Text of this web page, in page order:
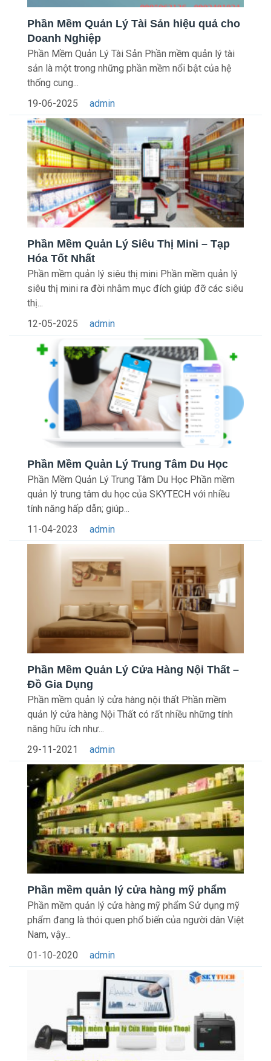
Phần Mềm Quản Lý Tài Sản hiệu quả cho
Doanh Nghiệp
Phần Mềm Quản Lý Tài Sản Phần mềm quản lý tài
sản là một trong những phần mềm nổi bật của hệ
thống cung...
19-06-2025
admin
Phần Mềm Quản Lý Siêu Thị Mini – Tạp
Hóa Tốt Nhất
Phần mềm quản lý siêu thị mini Phần mềm quản lý
siêu thị mini ra đời nhằm mục đích giúp đỡ các siêu
thị...
12-05-2025
admin
Phần Mềm Quản Lý Trung Tâm Du Học
Phần Mềm Quản Lý Trung Tâm Du Học Phần mềm
quản lý trung tâm du học của SKYTECH với nhiều
tính năng hấp dẫn; giúp...
11-04-2023
admin
Phần Mềm Quản Lý Cửa Hàng Nội Thất –
Đồ Gia Dụng
Phần mềm quản lý cửa hàng nội thất Phần mềm
quản lý cửa hàng Nội Thất có rất nhiều những tính
năng hữu ích như...
29-11-2021
admin
Phần mềm quản lý cửa hàng mỹ phẩm
Phần mềm quản lý cửa hàng mỹ phẩm Sử dụng mỹ
phẩm đang là thói quen phổ biến của người dân Việt
Nam, vậy...
01-10-2020
admin